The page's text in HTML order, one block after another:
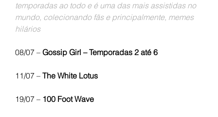
temporadas ao todo e é uma das mais assistidas no
mundo, colecionando fãs e principalmente, memes
hilários
08/07 – Gossip Girl – Temporadas 2 até 6
11/07 – The White Lotus
19/07 – 100 Foot Wave